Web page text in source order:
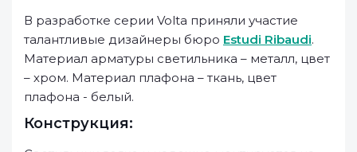
В разработке серии Volta приняли участие
талантливые дизайнеры бюро Estudi Ribaudi.
Материал арматуры светильника – металл, цвет
– хром. Материал плафона – ткань, цвет
плафона - белый.
Конструкция: